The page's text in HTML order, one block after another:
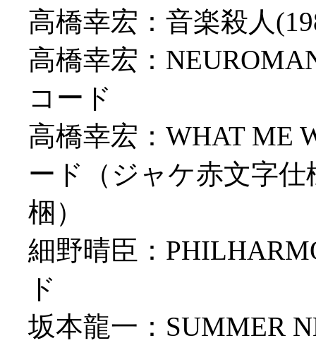
高橋幸宏：音楽殺人
高橋幸宏：
コード
高橋幸宏：WHAT ME
ード（ジャケ赤文字
梱）
細野晴臣：
ド
坂本龍一：SUMMER